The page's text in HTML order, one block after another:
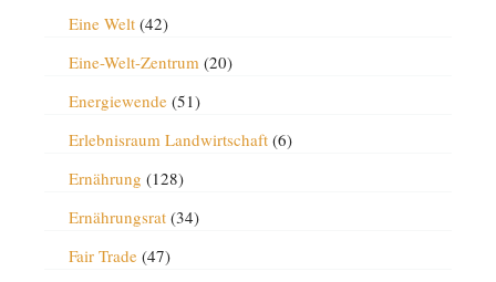
Eine Welt(42)
Eine-Welt-Zentrum(20)
Energiewende(51)
Erlebnisraum Landwirtschaft(6)
Ernährung (128)
Ernährungsrat(34)
Fair Trade(47)